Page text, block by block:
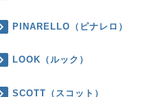
PINARELLO（ピナレロ）
LOOK（ルック）
SCOTT（スコット）